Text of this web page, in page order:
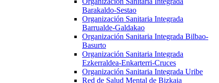
Barakaldo-Sestao
Organización Sanitaria Integrada
Barrualde-Galdakao
Organización Sanitaria Integrada Bilbao-
Basurto
Organización Sanitaria Integrada
Ezkerraldea-Enkarterri-Cruces
Organización Sanitaria Integrada Uribe
Red de Salud Mental de Bizkaia